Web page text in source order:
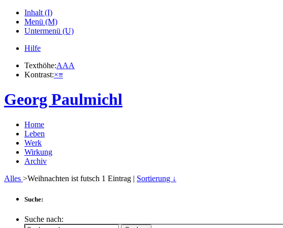
Inhalt (I)
Menü (M)
Untermenü (U)
Hilfe
Texthöhe:AAA
Kontrast:×≡
Georg Paulmichl
Home
Leben
Werk
Wirkung
Archiv
Alles >Weihnachten ist futsch 1 Eintrag | Sortierung ↓
Suche:
Suche nach: